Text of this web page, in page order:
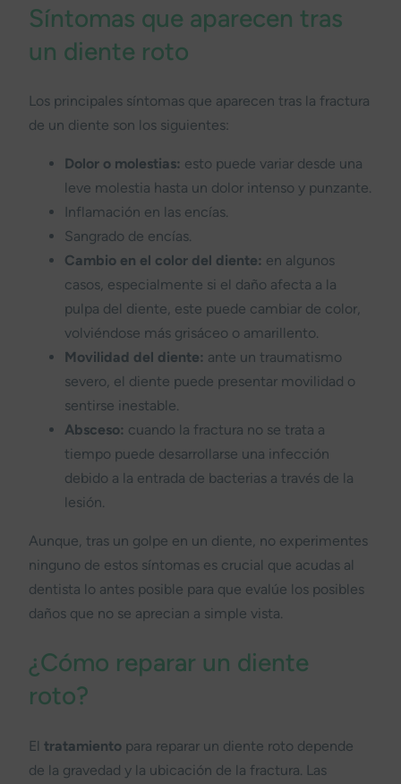
Síntomas que aparecen tras
un diente roto
Los principales síntomas que aparecen tras la fractura
de un diente son los siguientes:
Dolor o molestias: esto puede variar desde una
leve molestia hasta un dolor intenso y punzante.
Inflamación en las encías.
Sangrado de encías.
Cambio en el color del diente: en algunos
casos, especialmente si el daño afecta a la
pulpa del diente, este puede cambiar de color,
volviéndose más grisáceo o amarillento.
Movilidad del diente: ante un traumatismo
severo, el diente puede presentar movilidad o
sentirse inestable.
Absceso: cuando la fractura no se trata a
tiempo puede desarrollarse una infección
debido a la entrada de bacterias a través de la
lesión.
Aunque, tras un golpe en un diente, no experimentes
ninguno de estos síntomas es crucial que acudas al
dentista lo antes posible para que evalúe los posibles
daños que no se aprecian a simple vista.
¿Cómo reparar un diente
roto?
El tratamiento para reparar un diente roto depende
de la gravedad y la ubicación de la fractura. Las